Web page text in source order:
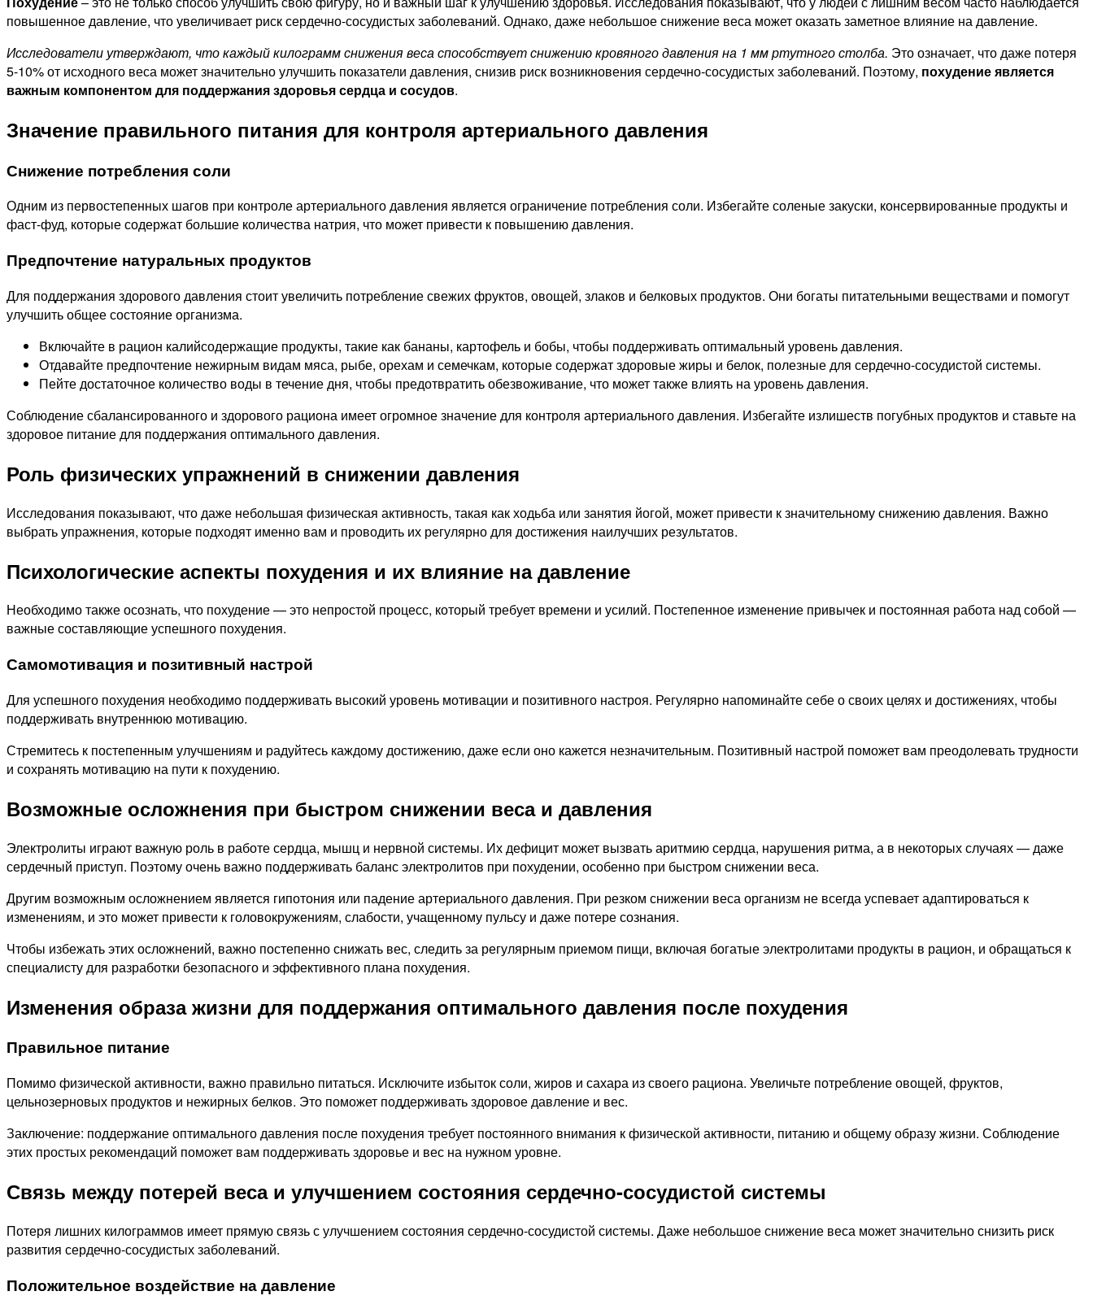
повышенное давление, что увеличивает риск сердечно-сосудистых заболеваний. Однако, даже небольшое снижение веса может оказать заметное влияние на давление.
Исследователи утверждают, что каждый килограмм снижения веса способствует снижению кровяного давления на 1 мм ртутного столба. Это означает, что даже потеря
5-10% от исходного веса может значительно улучшить показатели давления, снизив риск возникновения сердечно-сосудистых заболеваний. Поэтому, похудение является
важным компонентом для поддержания здоровья сердца и сосудов.
Значение правильного питания для контроля артериального давления
Снижение потребления соли
Одним из первостепенных шагов при контроле артериального давления является ограничение потребления соли. Избегайте соленые закуски, консервированные продукты и
фаст-фуд, которые содержат большие количества натрия, что может привести к повышению давления.
Предпочтение натуральных продуктов
Для поддержания здорового давления стоит увеличить потребление свежих фруктов, овощей, злаков и белковых продуктов. Они богаты питательными веществами и помогут
улучшить общее состояние организма.
Включайте в рацион калийсодержащие продукты, такие как бананы, картофель и бобы, чтобы поддерживать оптимальный уровень давления.
Отдавайте предпочтение нежирным видам мяса, рыбе, орехам и семечкам, которые содержат здоровые жиры и белок, полезные для сердечно-сосудистой системы.
Пейте достаточное количество воды в течение дня, чтобы предотвратить обезвоживание, что может также влиять на уровень давления.
Соблюдение сбалансированного и здорового рациона имеет огромное значение для контроля артериального давления. Избегайте излишеств погубных продуктов и ставьте на
здоровое питание для поддержания оптимального давления.
Роль физических упражнений в снижении давления
Исследования показывают, что даже небольшая физическая активность, такая как ходьба или занятия йогой, может привести к значительному снижению давления. Важно
выбрать упражнения, которые подходят именно вам и проводить их регулярно для достижения наилучших результатов.
Психологические аспекты похудения и их влияние на давление
Необходимо также осознать, что похудение — это непростой процесс, который требует времени и усилий. Постепенное изменение привычек и постоянная работа над собой —
важные составляющие успешного похудения.
Самомотивация и позитивный настрой
Для успешного похудения необходимо поддерживать высокий уровень мотивации и позитивного настроя. Регулярно напоминайте себе о своих целях и достижениях, чтобы
поддерживать внутреннюю мотивацию.
Стремитесь к постепенным улучшениям и радуйтесь каждому достижению, даже если оно кажется незначительным. Позитивный настрой поможет вам преодолевать трудности
и сохранять мотивацию на пути к похудению.
Возможные осложнения при быстром снижении веса и давления
Электролиты играют важную роль в работе сердца, мышц и нервной системы. Их дефицит может вызвать аритмию сердца, нарушения ритма, а в некоторых случаях — даже
сердечный приступ. Поэтому очень важно поддерживать баланс электролитов при похудении, особенно при быстром снижении веса.
Другим возможным осложнением является гипотония или падение артериального давления. При резком снижении веса организм не всегда успевает адаптироваться к
изменениям, и это может привести к головокружениям, слабости, учащенному пульсу и даже потере сознания.
Чтобы избежать этих осложнений, важно постепенно снижать вес, следить за регулярным приемом пищи, включая богатые электролитами продукты в рацион, и обращаться к
специалисту для разработки безопасного и эффективного плана похудения.
Изменения образа жизни для поддержания оптимального давления после похудения
Правильное питание
Помимо физической активности, важно правильно питаться. Исключите избыток соли, жиров и сахара из своего рациона. Увеличьте потребление овощей, фруктов,
цельнозерновых продуктов и нежирных белков. Это поможет поддерживать здоровое давление и вес.
Заключение: поддержание оптимального давления после похудения требует постоянного внимания к физической активности, питанию и общему образу жизни. Соблюдение
этих простых рекомендаций поможет вам поддерживать здоровье и вес на нужном уровне.
Связь между потерей веса и улучшением состояния сердечно-сосудистой системы
Потеря лишних килограммов имеет прямую связь с улучшением состояния сердечно-сосудистой системы. Даже небольшое снижение веса может значительно снизить риск
развития сердечно-сосудистых заболеваний.
Положительное воздействие на давление